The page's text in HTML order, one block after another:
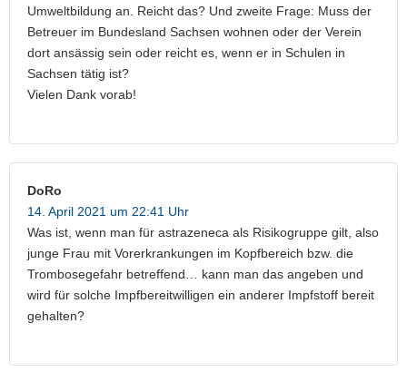
Umweltbildung an. Reicht das? Und zweite Frage: Muss der
Betreuer im Bundesland Sachsen wohnen oder der Verein
dort ansässig sein oder reicht es, wenn er in Schulen in
Sachsen tätig ist?
Vielen Dank vorab!
DoRo
14. April 2021 um 22:41 Uhr
Was ist, wenn man für astrazeneca als Risikogruppe gilt, also
junge Frau mit Vorerkrankungen im Kopfbereich bzw. die
Trombosegefahr betreffend… kann man das angeben und
wird für solche Impfbereitwilligen ein anderer Impfstoff bereit
gehalten?